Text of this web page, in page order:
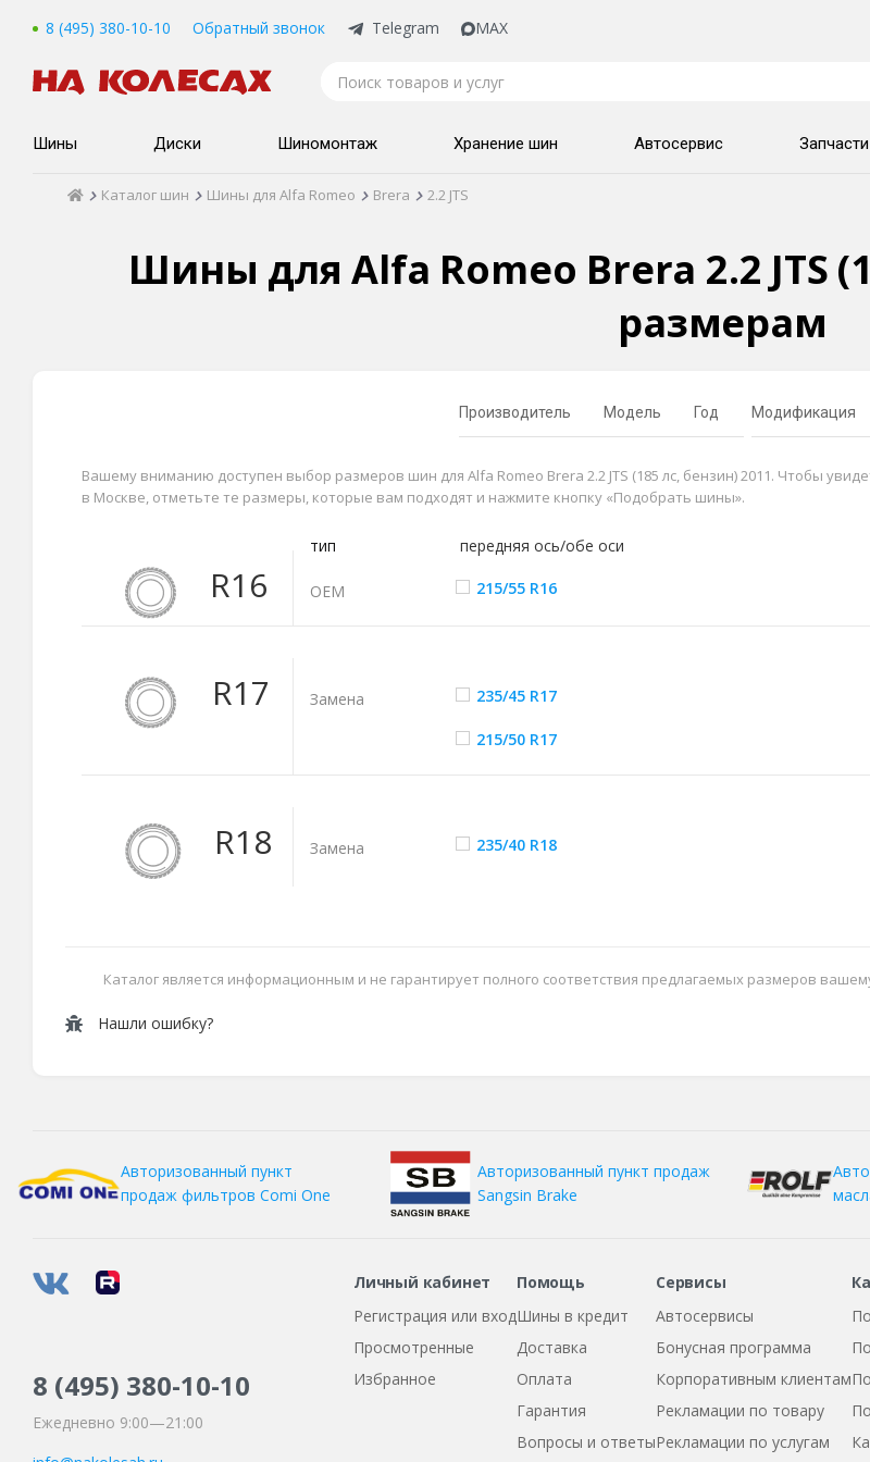
8 (495) 380-10-10 Обратный звонок Telegram MAX
Шины Диски Шиномонтаж Хранение шин Автосервис Запчасти
Каталог шин Шины для Alfa Romeo Brera 2.2 JTS
Шины для Alfa Romeo Brera 2.2 JTS
размерам
Производитель Модель Год Модификация
Вашему вниманию доступен выбор размеров шин для Alfa Romeo Brera 2.2 JTS (185 лс, бензин) 2011. Чтобы
в Москве, отметьте те размеры, которые вам подходят и нажмите кнопку «Подобрать шины».
R16
тип передняя ось/обе оси
ОЕМ 215/55 R16
R17 Замена 235/45 R17
215/50 R17
R18 Замена 235/40 R18
Каталог является информационным и не гарантирует полного соответствия предлагаемых размеров
Нашли ошибку?
Авторизованный пункт
продаж фильтров Comi One
Авторизованный пункт продаж
Sangsin Brake
8 (495) 380-10-10
Ежедневно 9:00—21:00
Личный кабинет
Регистрация или вход
Просмотренные
Избранное
Помощь
Шины в кредит
Доставка
Оплата
Гарантия
Вопросы и ответы
Сервисы
Автосервисы
Бонусная программа
Корпоративным клиентам
Рекламации по товару
Рекламации по услугам